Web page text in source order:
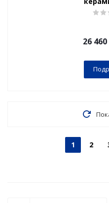
26 460
1 2